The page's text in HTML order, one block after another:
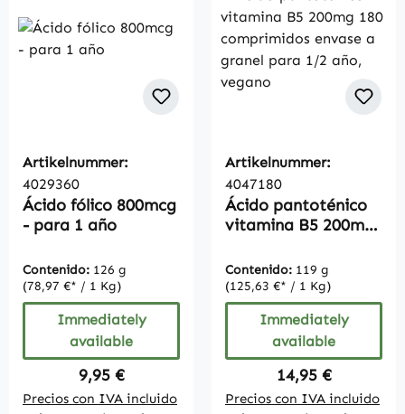
Artikelnummer:
4029360
Ácido fólico 800mcg
- para 1 año
Contenido: 126 g
(78,97 €* / 1 Kg)
Immediately
available
Regular price:
9,95 €
Precios con IVA incluido
Artikelnummer:
4047180
Ácido pantoténico
vitamina B5 200mg
envase a granel
para 1/2 año,
vegano
Contenido: 119 g
(125,63 €* / 1 Kg)
Immediately
available
Regular price:
14,95 €
Precios con IVA incluido